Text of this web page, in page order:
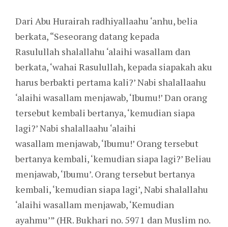
Dari Abu Hurairah radhiyallaahu ‘anhu, belia
berkata, “Seseorang datang kepada
Rasulullah shalallahu ‘alaihi wasallam dan
berkata, ‘wahai Rasulullah, kepada siapakah aku
harus berbakti pertama kali?’ Nabi shalallaahu
‘alaihi wasallam menjawab, ‘Ibumu!’ Dan orang
tersebut kembali bertanya, ‘kemudian siapa
lagi?’ Nabi shalallaahu ‘alaihi
wasallam menjawab, ‘Ibumu!’ Orang tersebut
bertanya kembali, ‘kemudian siapa lagi?’ Beliau
menjawab, ‘Ibumu’. Orang tersebut bertanya
kembali, ‘kemudian siapa lagi’, Nabi shalallahu
‘alaihi wasallam menjawab, ‘Kemudian
ayahmu’” (HR. Bukhari no. 5971 dan Muslim no.